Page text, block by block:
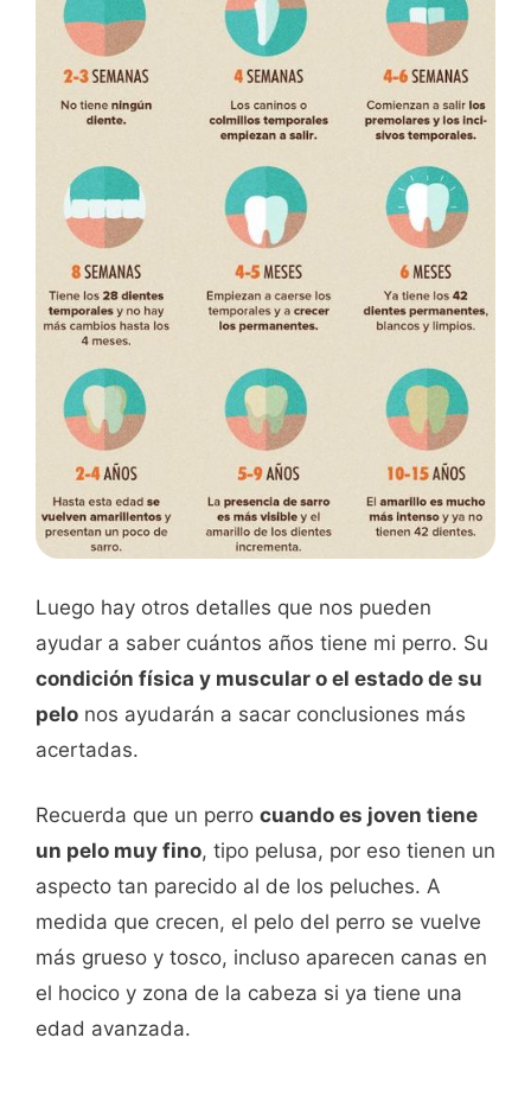
Luego hay otros detalles que nos pueden
ayudar a saber cuántos años tiene mi perro. Su
condición física y muscular o el estado de su
pelo nos ayudarán a sacar conclusiones más
acertadas.
Recuerda que un perro cuando es joven tiene
un pelo muy fino, tipo pelusa, por eso tienen un
aspecto tan parecido al de los peluches. A
medida que crecen, el pelo del perro se vuelve
más grueso y tosco, incluso aparecen canas en
el hocico y zona de la cabeza si ya tiene una
edad avanzada.